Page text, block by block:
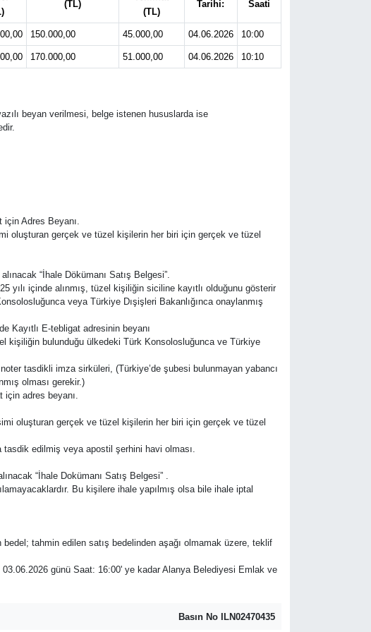
(TL)
(TL)
Tarihi:
Saati
150.000,00 45.000,00 04.06.2026 10:00
170.000,00 51.000,00 04.06.2026 10:10
beyan verilmesi, belge istenen hususlarda ise
için Adres Beyanı.
oluşturan gerçek ve tüzel kişilerin her biri için gerçek ve tüzel
“İhale Dökümanı Satış Belgesi”.
içinde alınmış, tüzel kişiliğin siciline kayıtlı olduğunu gösterir
veya Türkiye Dışişleri Bakanlığınca onaylanmış
Kayıtlı E-tebligat adresinin beyanı
kişiliğin bulunduğu ülkedeki Türk Konsolosluğunca ve Türkiye
tasdikli imza sirküleri, (Türkiye’de şubesi bulunmayan yabancı
olması gerekir.)
için adres beyanı.
oluşturan gerçek ve tüzel kişilerin her biri için gerçek ve tüzel
tasdik edilmiş veya apostil şerhini havi olması.
“İhale Dokümanı Satış Belgesi” .
Bu kişilere ihale yapılmış olsa bile ihale iptal
tahmin edilen satış bedelinden aşağı olmamak üzere, teklif
günü Saat: 16:00' ye kadar Alanya Belediyesi Emlak ve
Basın No ILN02470435